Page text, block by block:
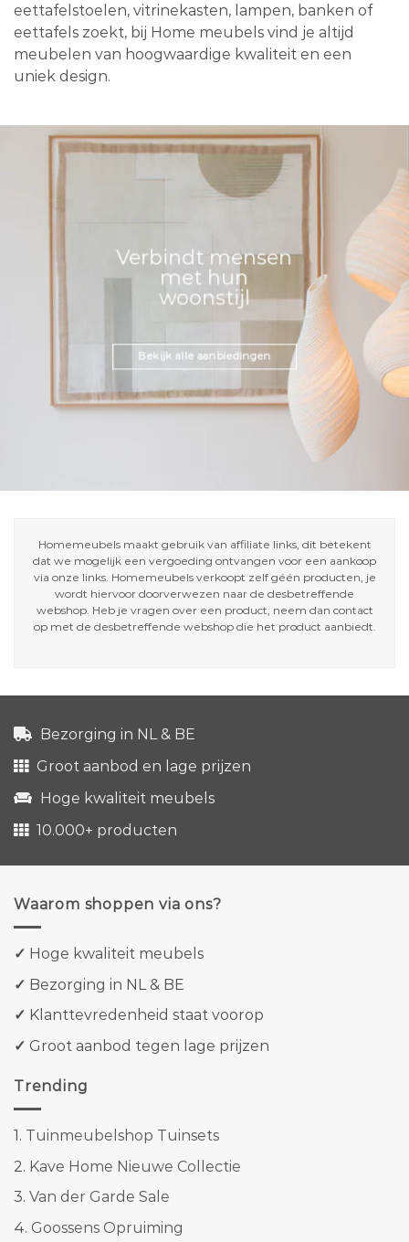
eettafelstoelen, vitrinekasten, lampen, banken of
eettafels zoekt, bij Home meubels vind je altijd
meubelen van hoogwaardige kwaliteit en een
uniek design.
Verbindt mensen
met hun
woonstijl
Bekijk alle aanbiedingen
Homemeubels maakt gebruik van affiliate links, dit betekent
dat we mogelijk een vergoeding ontvangen voor een aankoop
via onze links. Homemeubels verkoopt zelf géén producten, je
wordt hiervoor doorverwezen naar de desbetreffende
webshop. Heb je vragen over een product, neem dan contact
op met de desbetreffende webshop die het product aanbiedt.
Bezorging in NL & BE
Groot aanbod en lage prijzen
Hoge kwaliteit meubels
10.000+ producten
Waarom shoppen via ons?
✓ Hoge kwaliteit meubels
✓ Bezorging in NL & BE
✓ Klanttevredenheid staat voorop
✓ Groot aanbod tegen lage prijzen
Trending
1. Tuinmeubelshop Tuinsets
2. Kave Home Nieuwe Collectie
3. Van der Garde Sale
4. Goossens Opruiming